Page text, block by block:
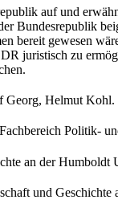
auf und
Bundesrepublik
bereit gewesen
juristisch zu
Helmut
Politik-
an der Humboldt
und